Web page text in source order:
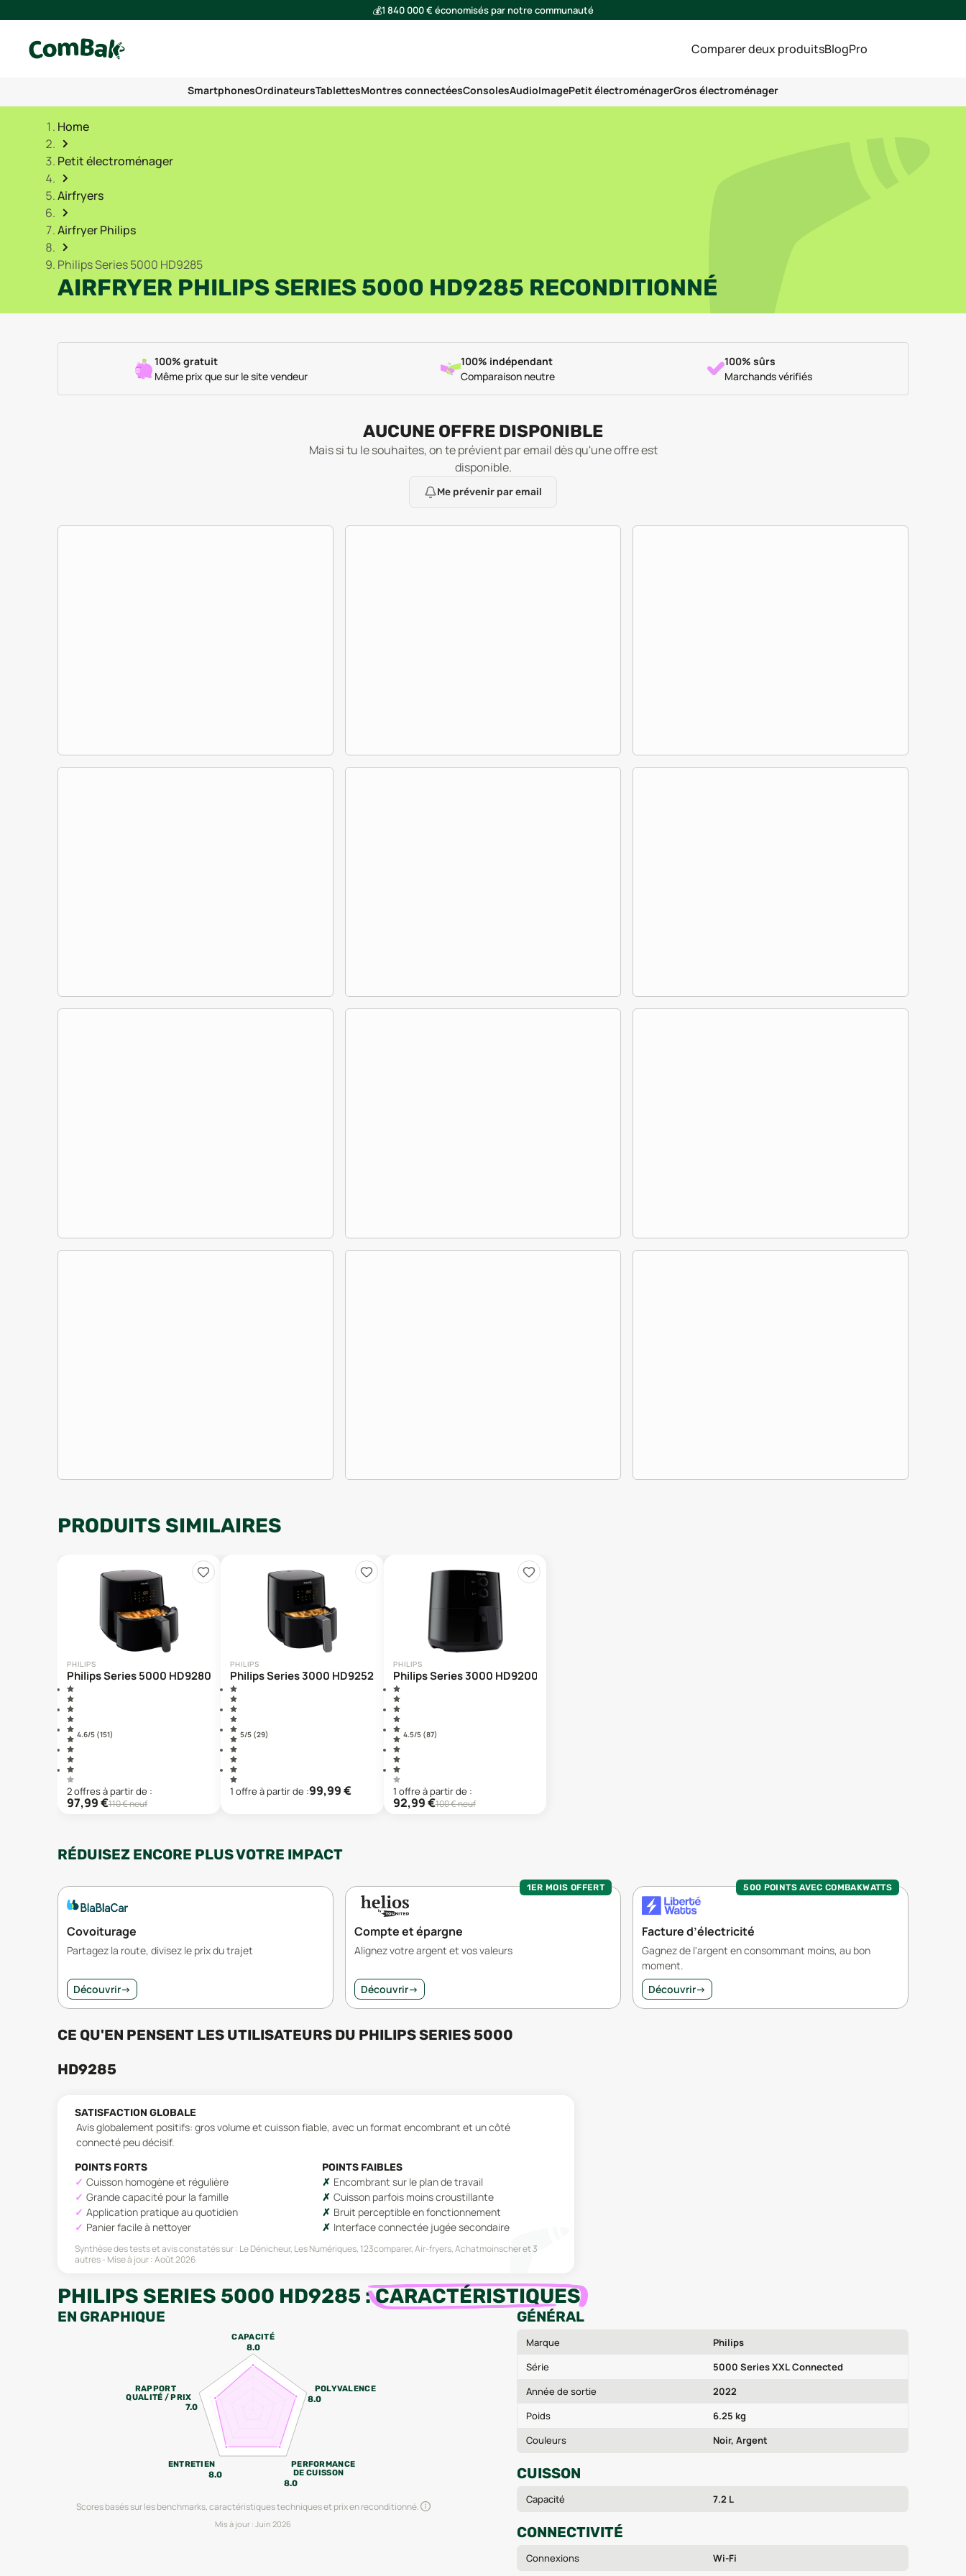
💰1 840 000 € économisés par notre communauté
Comparer deux produitsBlogPro
SmartphonesOrdinateursTablettesMontres connectéesConsolesAudioImagePetit électroménagerGros électroménager
Home
Petit électroménager
Airfryers
Airfryer Philips
Philips Series 5000 HD9285
AIRFRYER PHILIPS SERIES 5000 HD9285 RECONDITIONNÉ
100% gratuit
Même prix que sur le site vendeur
100% indépendant
Comparaison neutre
100% sûrs
Marchands vérifiés
AUCUNE OFFRE DISPONIBLE
Mais si tu le souhaites, on te prévient par email dès qu'une offre est
disponible.
Me prévenir par email
PRODUITS SIMILAIRES
PHILIPS
Philips Series 5000 HD9280
4.6/5 (151)
2offresà partir de :
97,99€110€ neuf
PHILIPS
Philips Series 3000 HD9252
5/5 (29)
1 offre à partir de :99,99€
PHILIPS
Philips Series 3000 HD9200
4.5/5 (87)
1 offre à partir de :
92,99€100€ neuf
RÉDUISEZ ENCORE PLUS VOTRE IMPACT
Covoiturage
Partagez la route, divisez le prix du trajet
Découvrir→
1ER MOIS OFFERT
Compte et épargne
Alignez votre argent et vos valeurs
Découvrir→
500 POINTS AVEC COMBAKWATTS
Facture d’électricité
Gagnez de l'argent en consommant moins, au bon
moment.
Découvrir→
CE QU'EN PENSENT LES UTILISATEURS DU PHILIPS SERIES 5000
HD9285
SATISFACTION GLOBALE
Avis globalement positifs: gros volume et cuisson fiable, avec un format encombrant et un côté
connecté peu décisif.
POINTS FORTS
Cuisson homogène et régulière
Grande capacité pour la famille
Application pratique au quotidien
Panier facile à nettoyer
POINTS FAIBLES
Encombrant sur le plan de travail
Cuisson parfois moins croustillante
Bruit perceptible en fonctionnement
Interface connectée jugée secondaire
Synthèse des tests et avis constatés sur : Le Dénicheur, Les Numériques, 123comparer, Air-fryers, Achatmoinscheret 3
autres Mise à jour :Août 2026
PHILIPS SERIES 5000 HD9285 :CARACTÉRISTIQUES
EN GRAPHIQUE
CAPACITÉ
8.0
POLYVALENCE
8.0
PERFORMANCE
DE CUISSON
8.0
ENTRETIEN
8.0
RAPPORT
QUALITÉ / PRIX
7.0
Scores basés sur les benchmarks, caractéristiques techniques et prix en reconditionné.
Mis à jour :Juin 2026
GÉNÉRAL
Marque
Philips
Série
5000 Series XXL Connected
Année de sortie
2022
Poids
6.25 kg
Couleurs
Noir, Argent
CUISSON
Capacité 7.2 L
CONNECTIVITÉ
Connexions Wi‑Fi